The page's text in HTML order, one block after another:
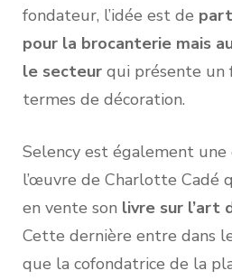
fondateur, l’idée est de
pour la brocanterie mais
le secteur qui présente
termes de décoration.
Selency est également une
l’œuvre de Charlotte Cadé
en vente son livre sur l’art
Cette dernière entre dans
que la cofondatrice de la